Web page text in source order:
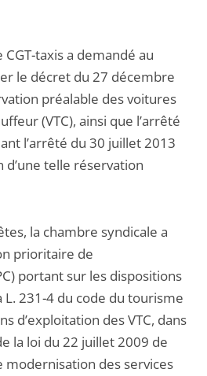
taxis a demandé au
le décret du 27 décembre
préalable des voitures
(VTC), ainsi que l’arrêté
l’arrêté du 30 juillet 2013
telle réservation
la chambre syndicale a
prioritaire de
portant sur les dispositions
L. 231-4 du code du tourisme
d’exploitation des VTC, dans
la loi du 22 juillet 2009 de
des services